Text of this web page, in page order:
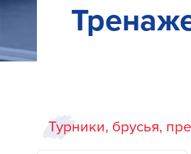
Турники, брусья,